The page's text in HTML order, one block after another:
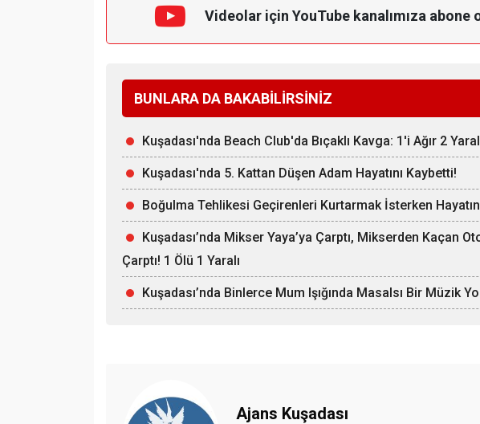
Videolar için YouTube kanalımıza abone
BUNLARA DA BAKABİLİRSİNİZ
Kuşadası'nda Beach Club'da Bıçaklı Kavga: 1'i Ağır 2
Kuşadası'nda 5. Kattan Düşen Adam Hayatını Kaybetti!
Boğulma Tehlikesi Geçirenleri Kurtarmak İsterken
Kuşadası’nda Mikser Yaya’ya Çarptı, Mikserden Kaçan
Çarptı! 1 Ölü 1 Yaralı
Kuşadası’nda Binlerce Mum Işığında Masalsı Bir Müzik
Ajans Kuşadası